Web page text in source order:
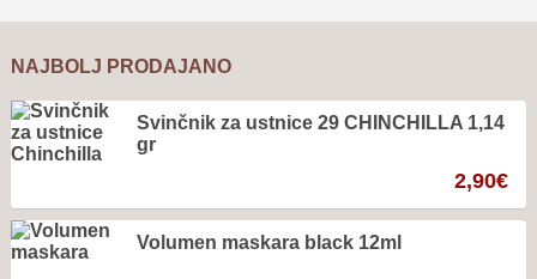
NAJBOLJ PRODAJANO
Svinčnik za ustnice 29 CHINCHILLA 1,14
gr
2,90€
Volumen maskara black 12ml